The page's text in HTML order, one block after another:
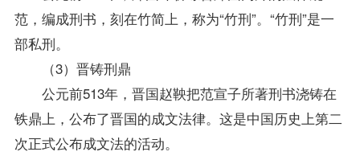
范，编成刑书，刻在竹简上，称为“竹刑”。“竹刑”是一
部私刑。
（3）晋铸刑鼎
公元前513年，晋国赵鞅把范宣子所著刑书浇铸在
铁鼎上，公布了晋国的成文法律。这是中国历史上第二
次正式公布成文法的活动。